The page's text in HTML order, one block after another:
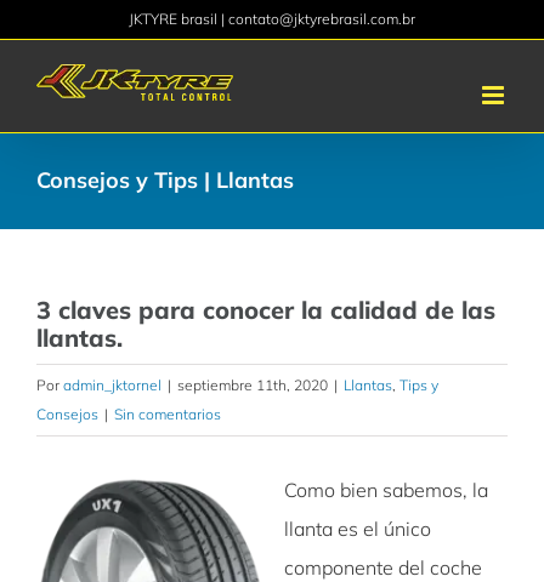
contenido
JKTYRE brasil | contato@jktyrebrasil.com.br
Consejos y Tips | Llantas
3 claves para conocer la calidad de las
llantas.
Por admin_jktornel | septiembre 11th, 2020 | Llantas, Tips y
Consejos | Sin comentarios
Como bien sabemos, la
llanta es el único
componente del coche